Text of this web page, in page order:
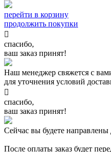
перейти в корзину
продолжить покупки

спасибо,
ваш заказ принят!
Наш менеджер свяжется с
для уточнения условий

спасибо,
ваш заказ принят!
Сейчас вы будете
После оплаты заказ будет